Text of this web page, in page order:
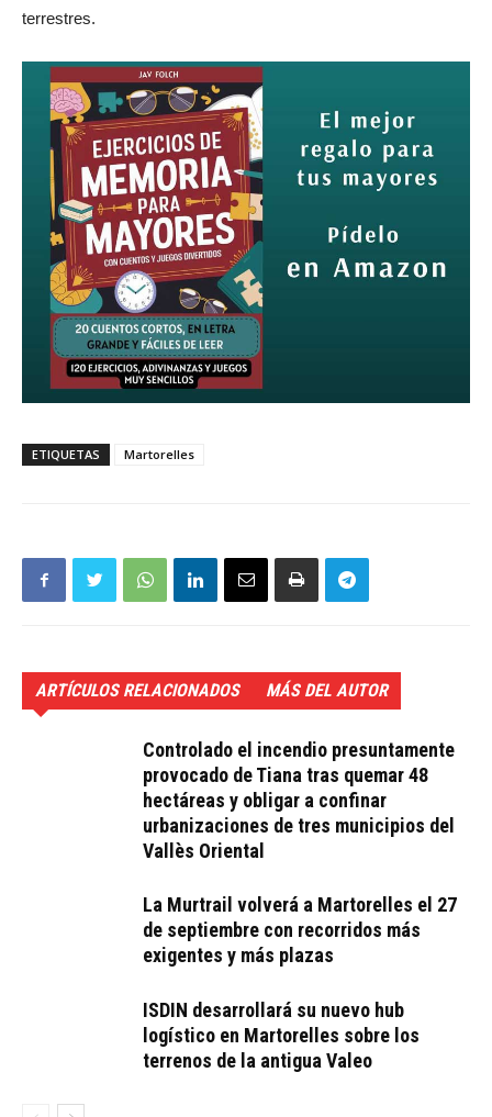
terrestres.
ETIQUETAS Martorelles
ARTÍCULOS RELACIONADOS MÁS DEL AUTOR
Controlado el incendio presuntamente
provocado de Tiana tras quemar 48
hectáreas y obligar a confinar
urbanizaciones de tres municipios del
Vallès Oriental
La Murtrail volverá a Martorelles el 27
de septiembre con recorridos más
exigentes y más plazas
ISDIN desarrollará su nuevo hub
logístico en Martorelles sobre los
terrenos de la antigua Valeo